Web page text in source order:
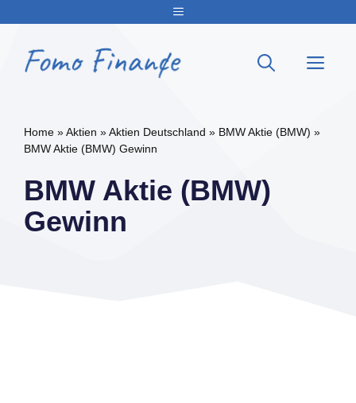
springen
Menu
Home »Aktien »Aktien Deutschland » BMW Aktie (BMW) »
BMW Aktie (BMW) Gewinn
BMW Aktie (BMW)
Gewinn